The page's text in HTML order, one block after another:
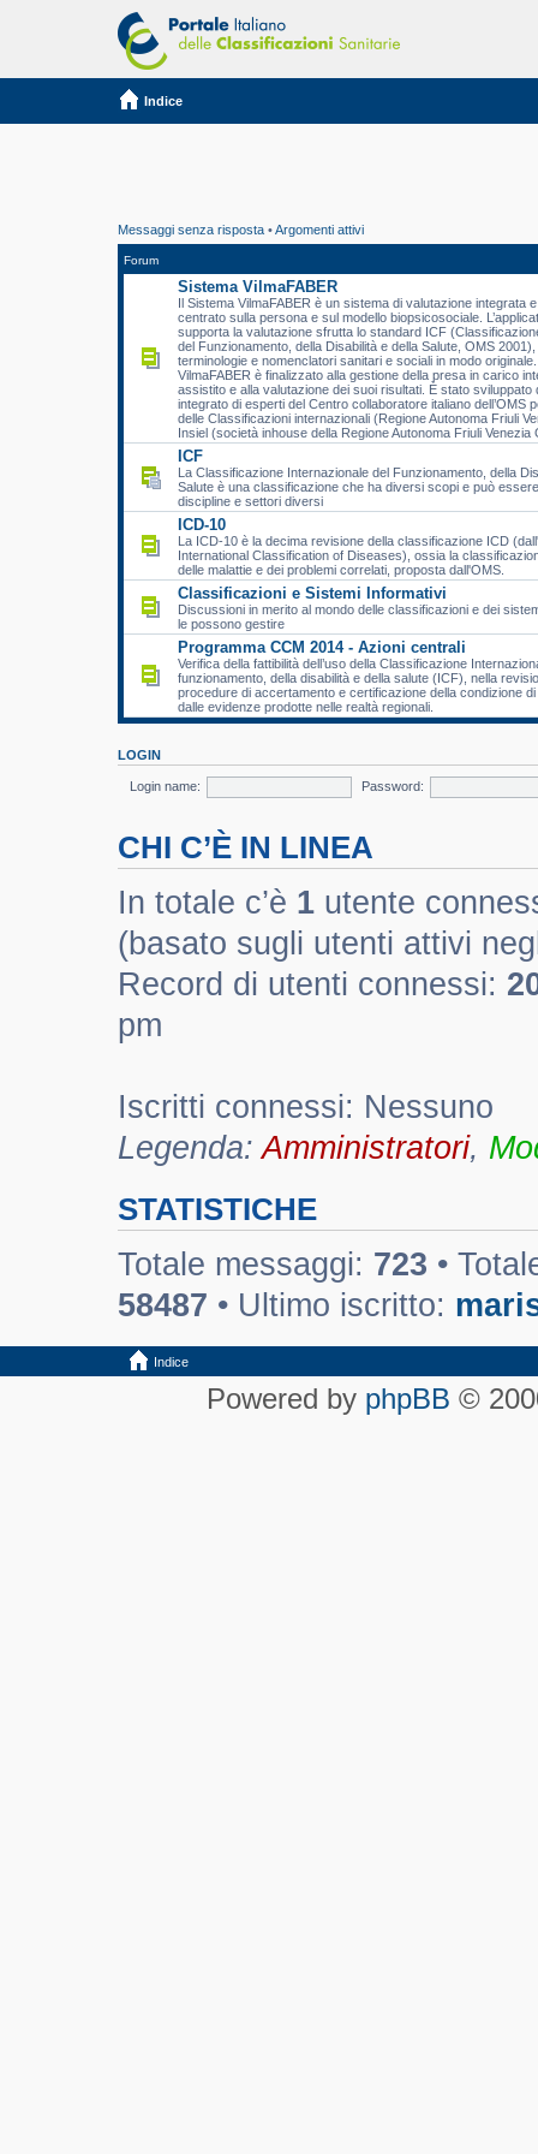
Indice
Messaggi senza risposta •Argomenti attivi
Forum
Sistema VilmaFABER
Il Sistema VilmaFABER è un sistema di valutazione integrata
centrato sulla persona e sul modello biopsicosociale.
supporta la valutazione sfrutta lo standard ICF
del Funzionamento, della Disabilità e della Salute, OMS
terminologie e nomenclatori sanitari e sociali in modo
VilmaFABER è finalizzato alla gestione della presa in carico
assistito e alla valutazione dei suoi risultati. È stato sviluppato
integrato di esperti del Centro collaboratore italiano dell’OMS
delle Classificazioni internazionali (Regione Autonoma Friuli
Insiel (società inhouse della Regione Autonoma Friuli Venezia
ICF
La Classificazione Internazionale del Funzionamento, della
Salute è una classificazione che ha diversi scopi e può
discipline e settori diversi
ICD-10
La ICD-10 è la decima revisione della classificazione ICD
International Classification of Diseases), ossia la
delle malattie e dei problemi correlati, proposta dall'OMS.
Classificazioni e Sistemi Informativi
Discussioni in merito al mondo delle classificazioni e dei
le possono gestire
Programma CCM 2014 - Azioni centrali
Verifica della fattibilità dell’uso della Classificazione
funzionamento, della disabilità e della salute (ICF), nella
procedure di accertamento e certificazione della condizione
dalle evidenze prodotte nelle realtà regionali.
LOGIN
Login name: Password:
CHI C’È IN LINEA
In totale c’è 1 utente
(basato sugli utenti attivi
Record di utenti connessi:
pm
Iscritti connessi: Nessuno
Legenda:Amministratori,
STATISTICHE
Totale messaggi: 723 •
58487 • Ultimo iscritto:
Indice
Powered by phpBB ©